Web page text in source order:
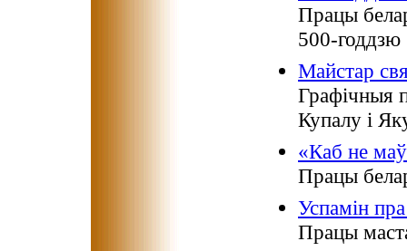
Працы
500-годдзю
Майстар
Графiчныя
Купалу i
«Каб не
Працы
Успамiн
Працы